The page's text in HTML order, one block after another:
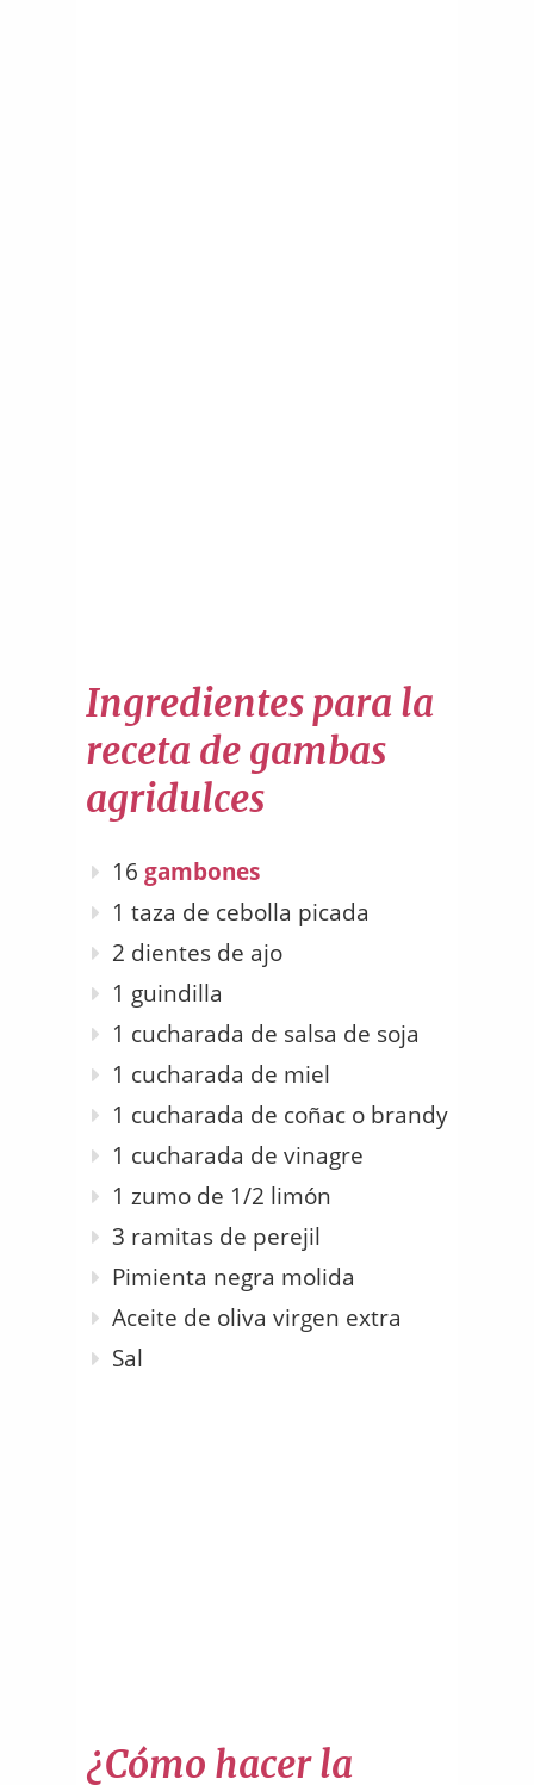
Ingredientes para la
receta de gambas
agridulces
16 gambones
1 taza de cebolla picada
2 dientes de ajo
1 guindilla
1 cucharada de salsa de soja
1 cucharada de miel
1 cucharada de coñac o brandy
1 cucharada de vinagre
1 zumo de 1/2 limón
3 ramitas de perejil
Pimienta negra molida
Aceite de oliva virgen extra
Sal
¿Cómo hacer la